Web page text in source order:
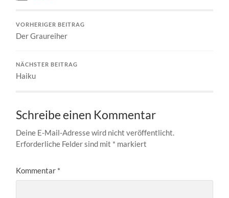
VORHERIGER BEITRAG
Der Graureiher
NÄCHSTER BEITRAG
Haiku
Schreibe einen Kommentar
Deine E-Mail-Adresse wird nicht veröffentlicht.
Erforderliche Felder sind mit * markiert
Kommentar *